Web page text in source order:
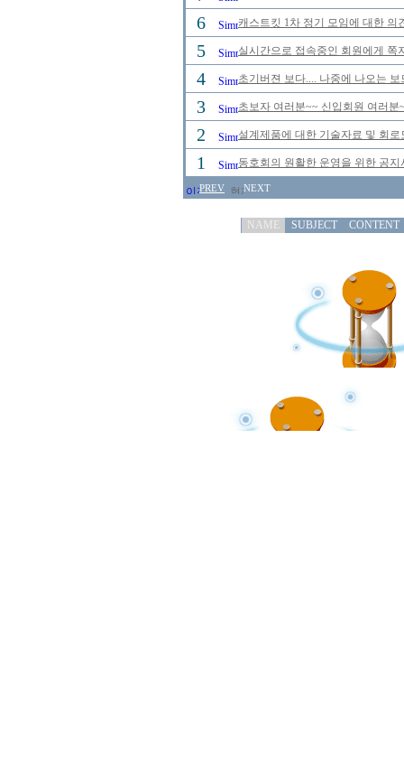
6 캐스트킷 1차 정기 모임에 대한 의
5 실시간으로 접속중인 회원에게 쪽
4 초기버젼 보다.... 나중에 나오는
3 초보자 여러분~~ 신입회원 여러
2 설계제품에 대한 기술자료 및 회
1 동호회의 원활한 운영을 위한 공
PREV NEXT